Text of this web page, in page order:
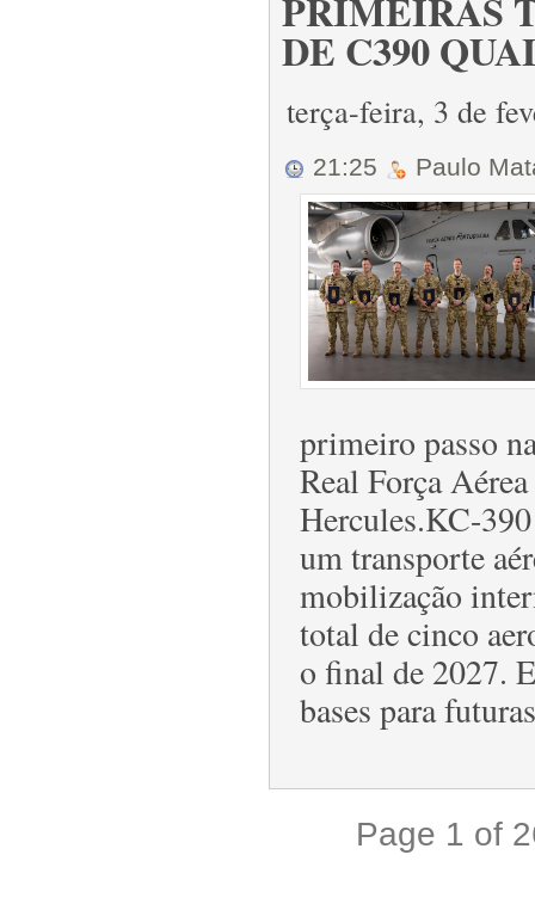
PRIMEIRAS
DE C390
terça-feira, 3 de
21:25 Paulo
primeiro passo
Real Força
Hercules.KC-
um transporte
mobilização
total de cinco
o final de 2027.
bases para
Page 1 of